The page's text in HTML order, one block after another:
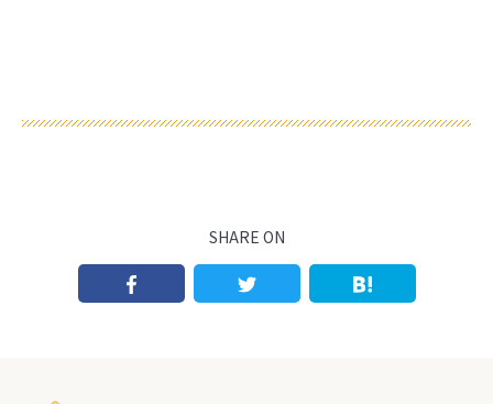
SHARE ON